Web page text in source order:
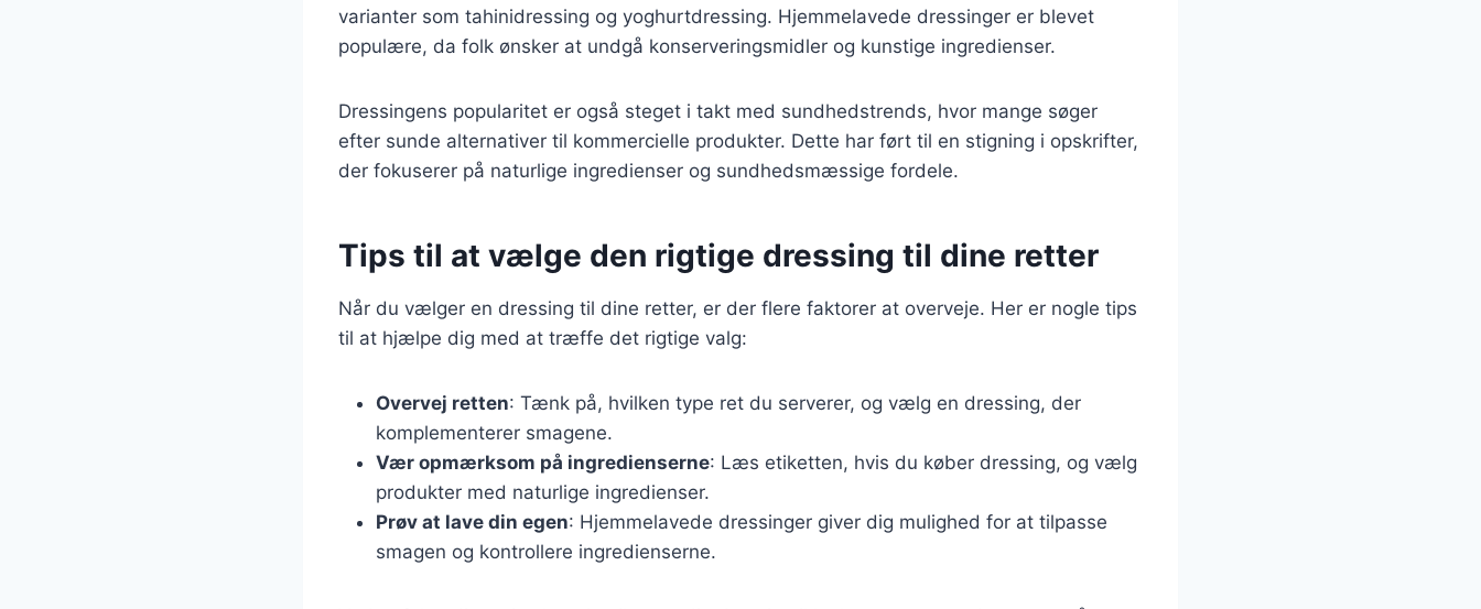
varianter som tahinidressing og yoghurtdressing. Hjemmelavede dressinger er blevet
populære, da folk ønsker at undgå konserveringsmidler og kunstige ingredienser.
Dressingens popularitet er også steget i takt med sundhedstrends, hvor mange søger
efter sunde alternativer til kommercielle produkter. Dette har ført til en stigning i opskrifter,
der fokuserer på naturlige ingredienser og sundhedsmæssige fordele.
Tips til at vælge den rigtige dressing til dine retter
Når du vælger en dressing til dine retter, er der flere faktorer at overveje. Her er nogle tips
til at hjælpe dig med at træffe det rigtige valg:
Overvej retten: Tænk på, hvilken type ret du serverer, og vælg en dressing, der
komplementerer smagene.
Vær opmærksom på ingredienserne: Læs etiketten, hvis du køber dressing, og vælg
produkter med naturlige ingredienser.
Prøv at lave din egen: Hjemmelavede dressinger giver dig mulighed for at tilpasse
smagen og kontrollere ingredienserne.